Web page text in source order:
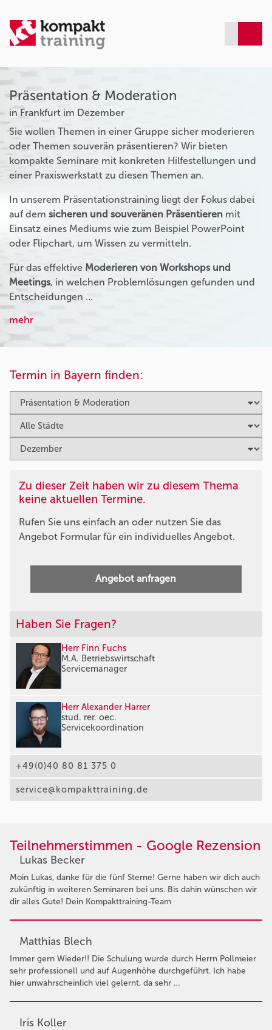
Präsentation & Moderation
in Frankfurt im Dezember
Sie wollen Themen in einer Gruppe sicher moderieren
oder Themen souverän präsentieren? Wir bieten
kompakte Seminare mit konkreten Hilfestellungen und
einer Praxiswerkstatt zu diesen Themen an.
In unserem Präsentationstraining liegt der Fokus dabei
auf dem sicheren und souveränen Präsentieren mit
Einsatz eines Mediums wie zum Beispiel PowerPoint
oder Flipchart, um Wissen zu vermitteln.
Für das effektive Moderieren von Workshops und
Meetings, in welchen Problemlösungen gefunden und
Entscheidungen …
mehr
Termin in Bayern finden:
Zu dieser Zeit haben wir zu diesem Thema
keine aktuellen Termine.
Rufen Sie uns einfach an oder nutzen Sie das
Angebot Formular für ein individuelles Angebot.
Angebot anfragen
Haben Sie Fragen?
Herr Finn Fuchs
M.A. Betriebswirtschaft
Servicemanager
Herr Alexander Harrer
stud. rer. oec.
Servicekoordination
+49(0)40 80 81 375 0
service@kompakttraining.de
Teilnehmerstimmen - Google Rezension
Lukas Becker
Moin Lukas, danke für die fünf Sterne! Gerne haben wir dich auch
zukünftig in weiteren Seminaren bei uns. Bis dahin wünschen wir
dir alles Gute! Dein Kompakttraining-Team
Matthias Blech
Immer gern Wieder!! Die Schulung wurde durch Herrn Pollmeier
sehr professionell und auf Augenhöhe durchgeführt. Ich habe
hier unwahrscheinlich viel gelernt, da sehr …
Iris Koller